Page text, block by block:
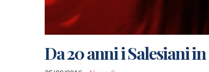
Da 20 anni i Salesiani